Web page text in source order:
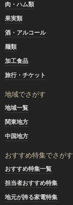
肉・ハム類
果実類
酒・アルコール
麺類
加工食品
旅行・チケット
地域でさがす
地域一覧
関東地方
中国地方
おすすめ特集でさがす
おすすめ特集一覧
担当者おすすめ特集
地元が誇る家電特集